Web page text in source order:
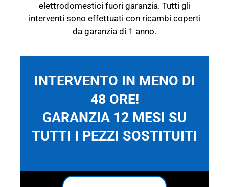
elettrodomestici fuori garanzia. Tutti gli
interventi sono effettuati con ricambi coperti
da garanzia di 1 anno.
INTERVENTO IN MENO DI
48 ORE!
GARANZIA 12 MESI SU
TUTTI I PEZZI SOSTITUITI